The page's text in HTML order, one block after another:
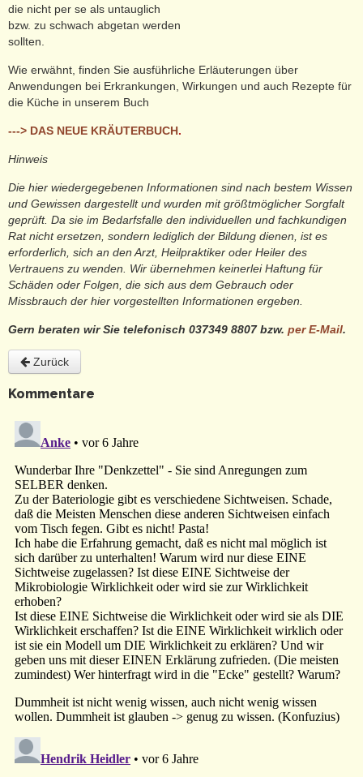
die nicht per se als untauglich
bzw. zu schwach abgetan werden
sollten.
Wie erwähnt, finden Sie ausführliche Erläuterungen über
Anwendungen bei Erkrankungen, Wirkungen und auch Rezepte für
die Küche in unserem Buch
---> DAS NEUE KRÄUTERBUCH.
Hinweis
Die hier wiedergegebenen Informationen sind nach bestem Wissen
und Gewissen dargestellt und wurden mit größtmöglicher Sorgfalt
geprüft. Da sie im Bedarfsfalle den individuellen und fachkundigen
Rat nicht ersetzen, sondern lediglich der Bildung dienen, ist es
erforderlich, sich an den Arzt, Heilpraktiker oder Heiler des
Vertrauens zu wenden. Wir übernehmen keinerlei Haftung für
Schäden oder Folgen, die sich aus dem Gebrauch oder
Missbrauch der hier vorgestellten Informationen ergeben.
Gern beraten wir Sie telefonisch 037349 8807 bzw. per E-Mail.
Zurück
Kommentare